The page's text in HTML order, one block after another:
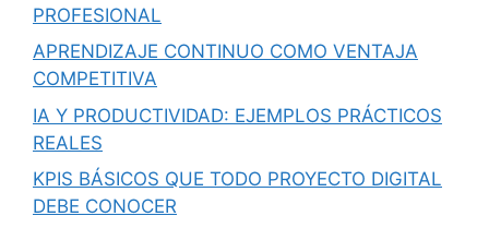
PROFESIONAL
APRENDIZAJE CONTINUO COMO VENTAJA
COMPETITIVA
IA Y PRODUCTIVIDAD: EJEMPLOS PRÁCTICOS
REALES
KPIS BÁSICOS QUE TODO PROYECTO DIGITAL
DEBE CONOCER